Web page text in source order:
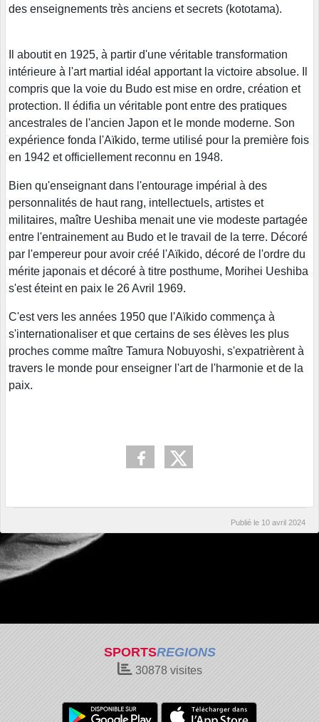
des enseignements très anciens et secrets (kototama).
Il aboutit en 1925, à partir d'une véritable transformation
intérieure à l'art martial idéal apportant la victoire absolue. Il
compris que la voie du Budo est mise en ordre, création et
protection. Il édifia un véritable pont entre des pratiques
ancestrales de l'ancien Japon et le monde moderne. Son
expérience fonda l'Aïkido, terme utilisé pour la première fois
en 1942 et officiellement reconnu en 1948.
Bien qu'enseignant dans l'entourage impérial à des
personnalités de haut rang, intellectuels, artistes et
militaires, maître Ueshiba menait une vie modeste partagée
entre l'entrainement au Budo et le travail de la terre. Décoré
par l'empereur pour avoir créé l'Aïkido, décoré de l'ordre du
mérite japonais et décoré à titre posthume, Morihei Ueshiba
s'est éteint en paix le 26 Avril 1969.
C'est vers les années 1950 que l'Aïkido commença à
s'internationaliser et que certains de ses élèves les plus
proches comme maître Tamura Nobuyoshi, s'expatrièrent à
travers le monde pour enseigner l'art de l'harmonie et de la
paix.
Publié le 10 avril 2024
SPORTSREGIONS
30878visites